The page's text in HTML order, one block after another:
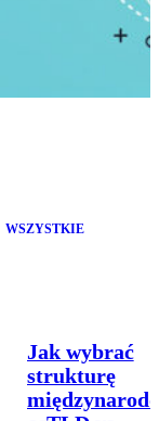
WSZYSTKIE
Jak wybrać
strukturę